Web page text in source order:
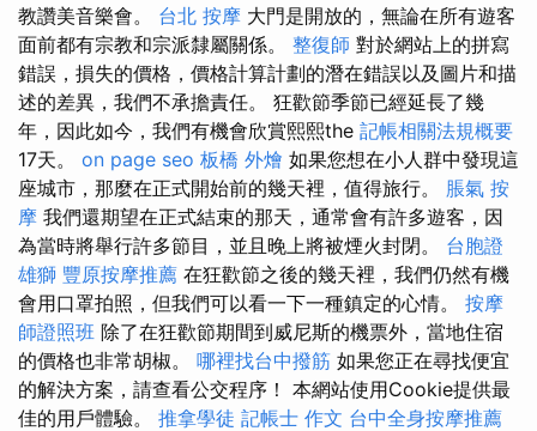
教讚美音樂會。 台北 按摩 大門是開放的，無論在所有遊客
面前都有宗教和宗派隸屬關係。 整復師 對於網站上的拼寫
錯誤，損失的價格，價格計算計劃的潛在錯誤以及圖片和描
述的差異，我們不承擔責任。 狂歡節季節已經延長了幾
年，因此如今，我們有機會欣賞熙熙the 記帳相關法規概要
17天。 on page seo 板橋 外燴 如果您想在小人群中發現這
座城市，那麼在正式開始前的幾天裡，值得旅行。 脹氣 按
摩 我們還期望在正式結束的那天，通常會有許多遊客，因
為當時將舉行許多節目，並且晚上將被煙火封閉。 台胞證
雄獅 豐原按摩推薦 在狂歡節之後的幾天裡，我們仍然有機
會用口罩拍照，但我們可以看一下一種鎮定的心情。 按摩
師證照班 除了在狂歡節期間到威尼斯的機票外，當地住宿
的價格也非常胡椒。 哪裡找台中撥筋 如果您正在尋找便宜
的解決方案，請查看公交程序！ 本網站使用Cookie提供最
佳的用戶體驗。 推拿學徒 記帳士 作文 台中全身按摩推薦